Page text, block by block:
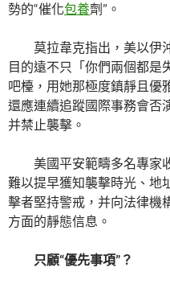
勢的“催化包養劑”。
莫拉韋克指出，美以伊
目的遠不只「你們兩個都是
吧檯，用她那極度鎮靜且優
還應連續追蹤國際事務會否
并禁止襲擊。
美國平安範疇多名專家
難以提早獲知襲擊時光、地
擊者堅持警戒，并向法律機
方面的靜態信息。
只顧“優先事項”？